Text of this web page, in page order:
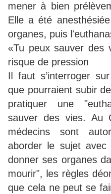
mener à bien
Elle a été
organes, puis
«Tu peux sauver des
risque de pression
Il faut s’interroger
que pourraient subir
pratiquer une
sauver des vies. Au
médecins sont
aborder le sujet
donner ses organes
mourir", les règles
que cela ne peut se